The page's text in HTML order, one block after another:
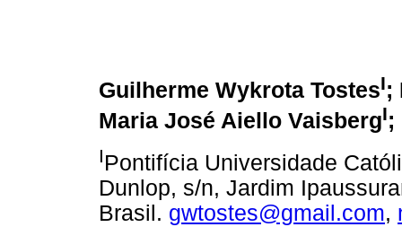
Guilherme Wykrota TostesI;
Maria José Aiello VaisbergI;
IPontifícia Universidade
Dunlop, s/n, Jardim
Brasil. gwtostes@gmail.com,